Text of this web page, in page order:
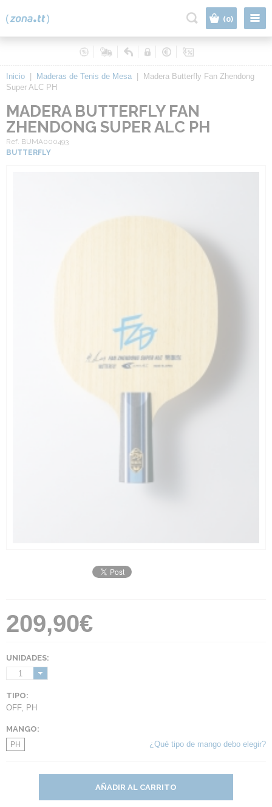
(0)
Inicio Maderas de Tenis de Mesa
Madera Butterfly Fan Zhendong
Super ALC PH
MADERA BUTTERFLY FAN
ZHENDONG SUPER ALC PH
Ref. BUMA000493
BUTTERFLY
209,90€
UNIDADES:
1
TIPO:
OFF, PH
MANGO:
PH ¿Qué tipo de mango debo elegir?
AÑADIR AL CARRITO